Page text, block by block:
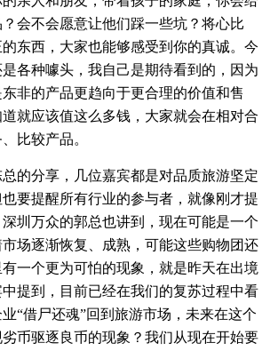
会不会愿意让他们踩一些坑？将心比
东西，大家也能够感受到你的真诚。今
各种噱头，我自己是期待看到的，因为
非的产品更趋向于更合理的价值和售
就应该值这么多钱，大家就会在相对合
比较产品。
的分享，几位嘉宾都是对品质旅游坚定
要提醒所有行业的参与者，就像刚才提
圳万众的郭总也讲到，现在可能是一个
场逐渐恢复、成熟，可能这些购物团还
一个更为可怕的现象，就是昨天在出境
提到，目前已经在我们的复苏过程中看
“借尸还魂”回到旅游市场，未来在这个
币驱逐良币的现象？我们从现在开始要